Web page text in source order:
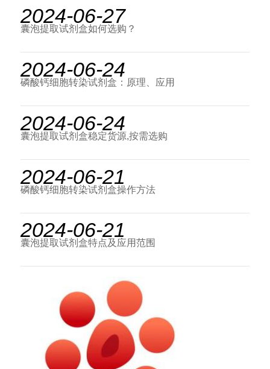
2024-06-27
囊泡提取试剂盒如何选购？
2024-06-24
磷酸钙细胞转染试剂盒：原理、应用
2024-06-24
囊泡提取试剂盒稳定货源,按需选购
2024-06-21
磷酸钙细胞转染试剂盒操作方法
2024-06-21
囊泡提取试剂盒特点及应用范围